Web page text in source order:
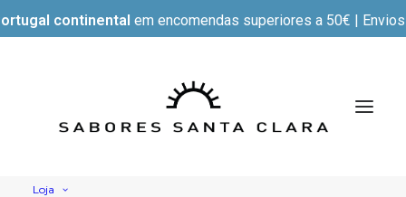
continental em encomendas superiores a 50€ |
Loja